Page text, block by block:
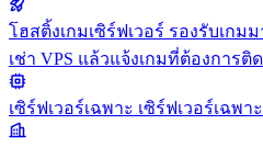
โฮสติ้งเกมเซิร์ฟเวอร์ รองรับเกมม
เช่า VPS แล้วแจ้งเกมที่ต้องการติ
เซิร์ฟเวอร์เฉพาะ เซิร์ฟเวอร์เฉพ